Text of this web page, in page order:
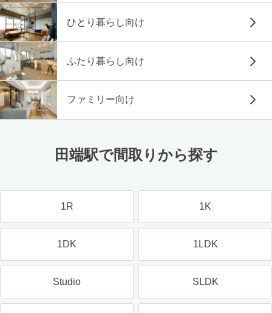
ひとり暮らし向け
ふたり暮らし向け
ファミリー向け
田端駅で間取りから探す
1R 1K
1DK 1LDK
Studio SLDK